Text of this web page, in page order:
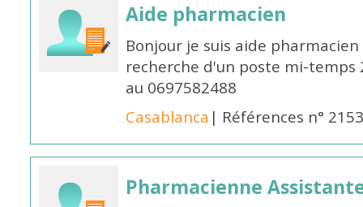
Aide pharmacien
Bonjour je suis aide
recherche d'un poste mi-temps
au 0697582488
Casablanca | Références n°
Pharmacienne